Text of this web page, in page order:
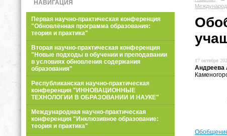
НАВИГАЦИЯ
Первая научно-практическая конференция
"Обновлённая программа образования:
теория и практика"
Вторая научно-практическая конференция
"Новые подходы в обучении и преподавании
в условиях обновления содержания
образования"
Республиканская научно-практическая
конференция "ИННОВАЦИОННЫЕ
ТЕХНОЛОГИИ В ОБРАЗОВАНИИ И НАУКЕ"
Международная научно-практическая
конференция "Инклюзивное образование:
теория и практика"
17 октября
Андреева